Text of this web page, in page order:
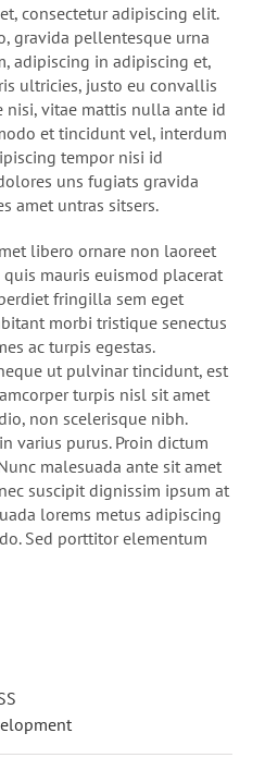
consectetur adipiscing elit.
gravida pellentesque urna
adipiscing in adipiscing et,
ultricies, justo eu convallis
nisi, vitae mattis nulla ante id
et tincidunt vel, interdum
tempor nisi id
uns fugiats gravida
amet untras sitsers.
libero ornare non laoreet
mauris euismod placerat
fringilla sem eget
morbi tristique senectus
ac turpis egestas.
ut pulvinar tincidunt, est
turpis nisl sit amet
non scelerisque nibh.
varius purus. Proin dictum
malesuada ante sit amet
suscipit dignissim ipsum at
lorems metus adipiscing
Sed porttitor elementum